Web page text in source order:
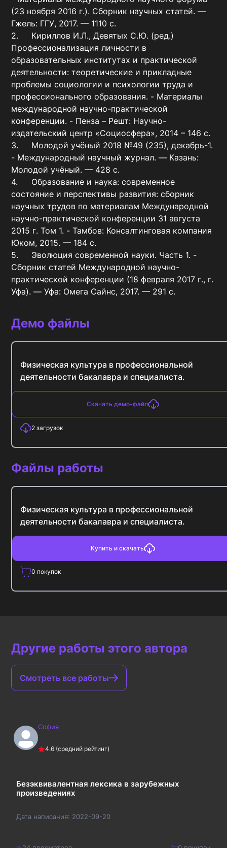
(23 ноября 2016 г.). Сборник научных статей. —
Гжель: ГГУ, 2017. — 1110 с.
2.	Кириллов И.Л., Девятых С.Ю. (ред.)
Профессионализация личности в
образовательных институтах и практической
деятельности: теоретические и прикладные
проблемы социологии и психологии труда и
профессионального образования. - Материалы
международной научно-практической
конференции. - Пенза – Решт: Научно-
издательский центр «Социосфера», 2014 – 146 с.
3.	Молодой учёный 2018 №49 (235), декабрь-1.
- Международный научный журнал. — Казань:
Молодой учёный. — 428 с.
4.	Образование и наука: современное
состояние и перспективы развития: сборник
научных трудов по материалам Международной
научно-практической конференции 31 августа
2015 г. Том 1. - Тамбов: Консалтинговая компания
Юком, 2015. — 184 с.
5.	Эволюция современной науки. Часть 1. -
Сборник статей Международной научно-
практической конференции (18 февраля 2017 г., г.
Уфа). — Уфа: Омега Сайнс, 2017. — 291 с.
Демо файлы
Физическая культура в профессиональной
деятельности бакалавра и специалиста.
Скачать демо-файл
2 загрузок
Файлы работы
Физическая культура в профессиональной
деятельности бакалавра и специалиста.
Купить и скачать
0 покупок
Другие работы этого автора
Смотреть все работы
София
4.6 (средний рейтинг)
Безэквивалентная лексика в зарубежных
произведениях
Дата написания: 2022-09-20